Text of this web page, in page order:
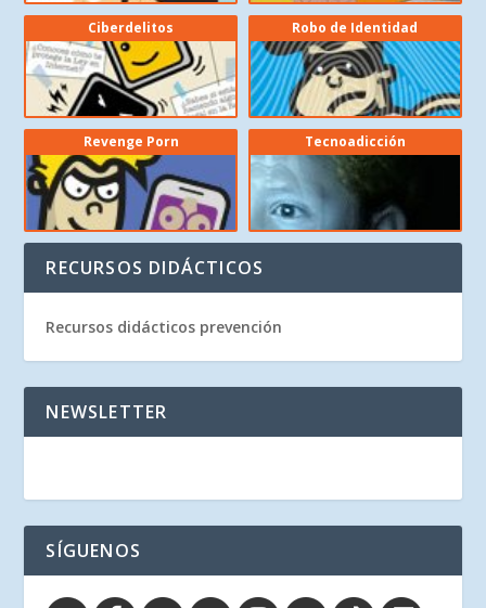
Ciberdelitos Robo de Identidad
Revenge Porn Tecnoadicción
RECURSOS DIDÁCTICOS
Recursos didácticos prevención
NEWSLETTER
SÍGUENOS